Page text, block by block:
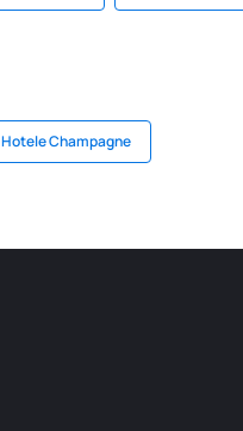
Hotele Champagne